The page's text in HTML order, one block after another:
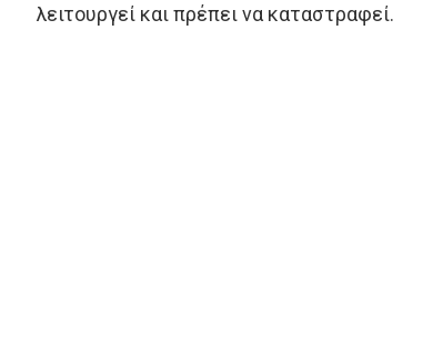
λειτουργεί και πρέπει να καταστραφεί.